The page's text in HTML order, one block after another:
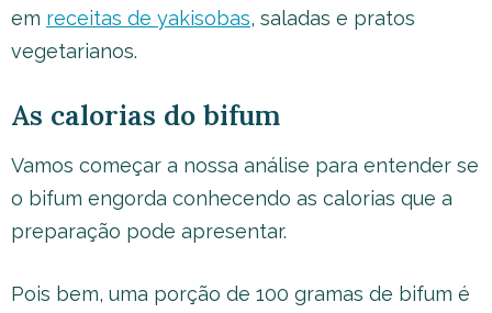
em receitas de yakisobas, saladas e pratos
vegetarianos.
As calorias do bifum
Vamos começar a nossa análise para entender se
o bifum engorda conhecendo as calorias que a
preparação pode apresentar.
Pois bem, uma porção de 100 gramas de bifum é